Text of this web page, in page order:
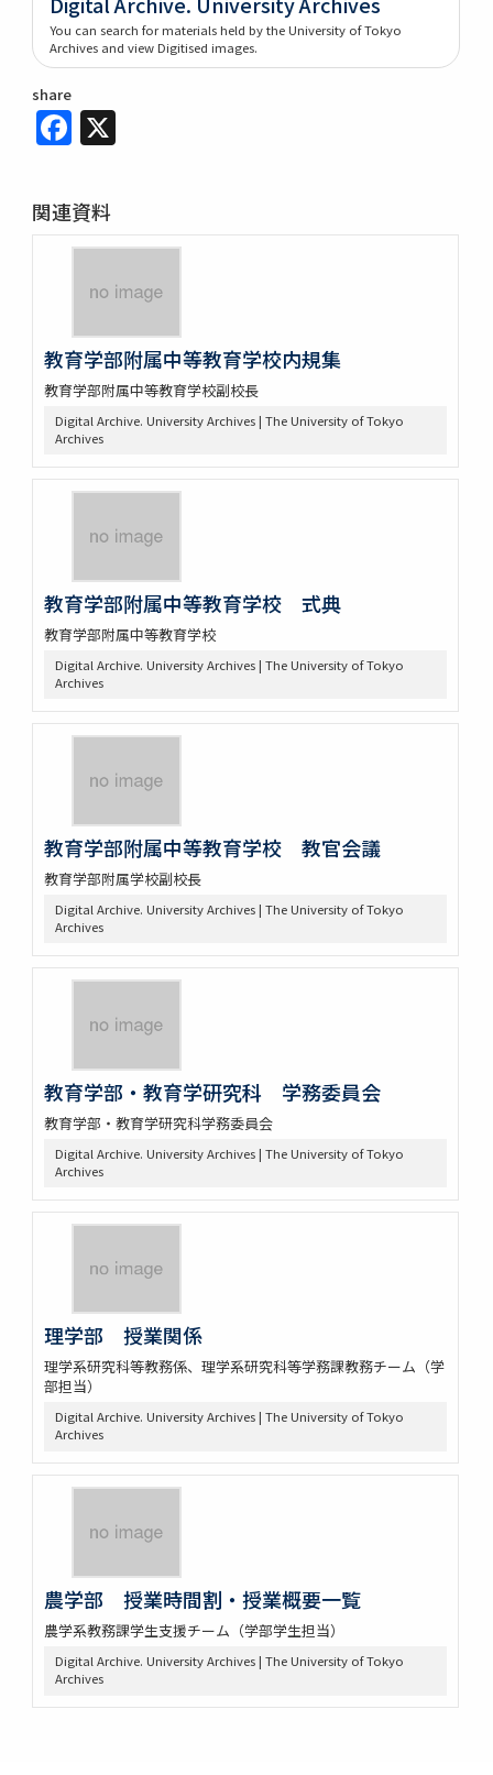
You can search for materials held by the University of Tokyo
Archives and view Digitised images.
share
Facebook
関連資料
教育学部附属中等教育学校内規集
教育学部附属中等教育学校副校長
Digital Archive. University Archives | The University of Tokyo
Archives
教育学部附属中等教育学校 式典
教育学部附属中等教育学校
Digital Archive. University Archives | The University of Tokyo
Archives
教育学部附属中等教育学校 教官会議
教育学部附属学校副校長
Digital Archive. University Archives | The University of Tokyo
Archives
教育学部・教育学研究科 学務委員会
教育学部・教育学研究科学務委員会
Digital Archive. University Archives | The University of Tokyo
Archives
理学部 授業関係
理学系研究科等教務係、理学系研究科等学務課教務チーム（学
部担当）
Digital Archive. University Archives | The University of Tokyo
Archives
農学部 授業時間割・授業概要一覧
農学系教務課学生支援チーム（学部学生担当）
Digital Archive. University Archives | The University of Tokyo
Archives